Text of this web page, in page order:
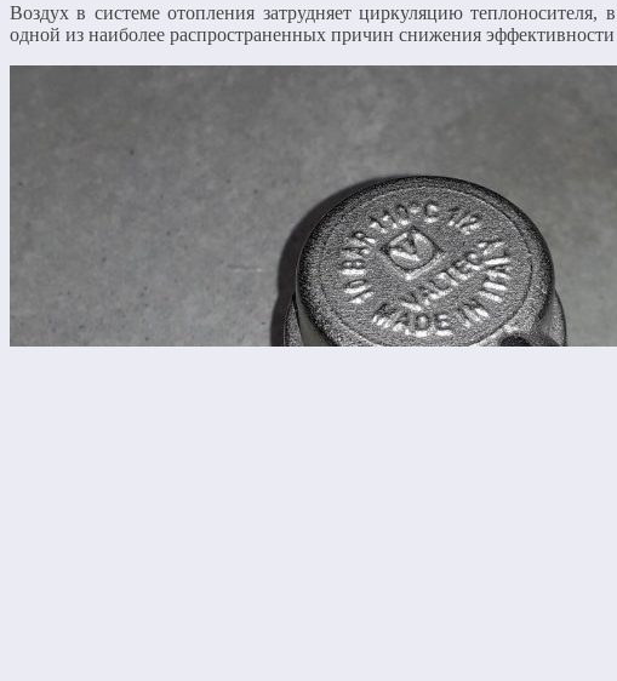
Воздух в системе отопления затрудняет циркуляцию теплоносителя,
одной из наиболее распространенных причин снижения